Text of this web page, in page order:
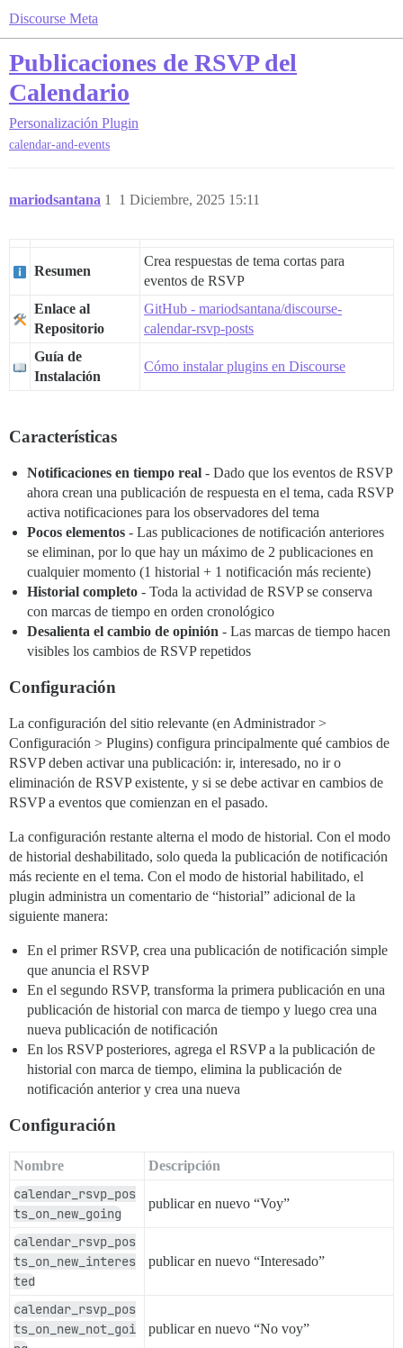
Discourse Meta
Publicaciones de RSVP del
Calendario
Personalización Plugin
calendar-and-events
mariodsantana 1 Diciembre, 2025 15:11
1
Resumen
Crea respuestas de tema cortas para
eventos de RSVP
Enlace al
Repositorio
GitHub - mariodsantana/discourse-
calendar-rsvp-posts
Guía de
Instalación
Cómo instalar plugins en Discourse
Características
Notificaciones en tiempo real - Dado que los eventos de RSVP
ahora crean una publicación de respuesta en el tema, cada RSVP
activa notificaciones para los observadores del tema
Pocos elementos - Las publicaciones de notificación anteriores
se eliminan, por lo que hay un máximo de 2 publicaciones en
cualquier momento (1 historial + 1 notificación más reciente)
Historial completo - Toda la actividad de RSVP se conserva
con marcas de tiempo en orden cronológico
Desalienta el cambio de opinión - Las marcas de tiempo hacen
visibles los cambios de RSVP repetidos
Configuración
La configuración del sitio relevante (en Administrador >
Configuración > Plugins) configura principalmente qué cambios de
RSVP deben activar una publicación: ir, interesado, no ir o
eliminación de RSVP existente, y si se debe activar en cambios de
RSVP a eventos que comienzan en el pasado.
La configuración restante alterna el modo de historial. Con el modo
de historial deshabilitado, solo queda la publicación de notificación
más reciente en el tema. Con el modo de historial habilitado, el
plugin administra un comentario de “historial” adicional de la
siguiente manera:
En el primer RSVP, crea una publicación de notificación simple
que anuncia el RSVP
En el segundo RSVP, transforma la primera publicación en una
publicación de historial con marca de tiempo y luego crea una
nueva publicación de notificación
En los RSVP posteriores, agrega el RSVP a la publicación de
historial con marca de tiempo, elimina la publicación de
notificación anterior y crea una nueva
Configuración
Nombre Descripción
calendar_rsvp_pos
ts_on_new_going
publicar en nuevo “Voy”
calendar_rsvp_pos
ts_on_new_interes
ted
publicar en nuevo “Interesado”
calendar_rsvp_pos
ts_on_new_not_goi
publicar en nuevo “No voy”